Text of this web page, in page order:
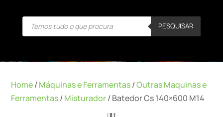
Products
search PESQUISAR
Home/Máquinas e Ferramentas/Outras Maquinas e
Ferramentas/Misturador/ Batedor Cs 140×600 M14